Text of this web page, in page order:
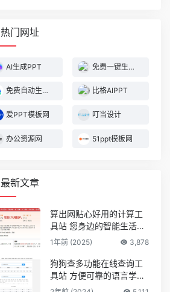
热门网址
AI生成PPT 免费一键生成PPT
免费自动生成PPT 比格AIPPT
爱PPT模板网 叮当设计
办公资源网 51ppt模板网
最新文章
算出网贴心好用的计算工
具站 您身边的智能生活计
算助手
1年前 (2025) 3,878
狗狗查多功能在线查询工
具站 方便可靠的语言学习
平台